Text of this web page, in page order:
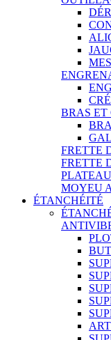
BRAS
FRETTE
FRETTE
MOYEU
ÉTANCHÉITÉ